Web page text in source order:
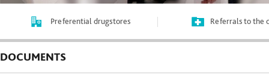
Preferential drugstores Referrals to the
DOCUMENTS